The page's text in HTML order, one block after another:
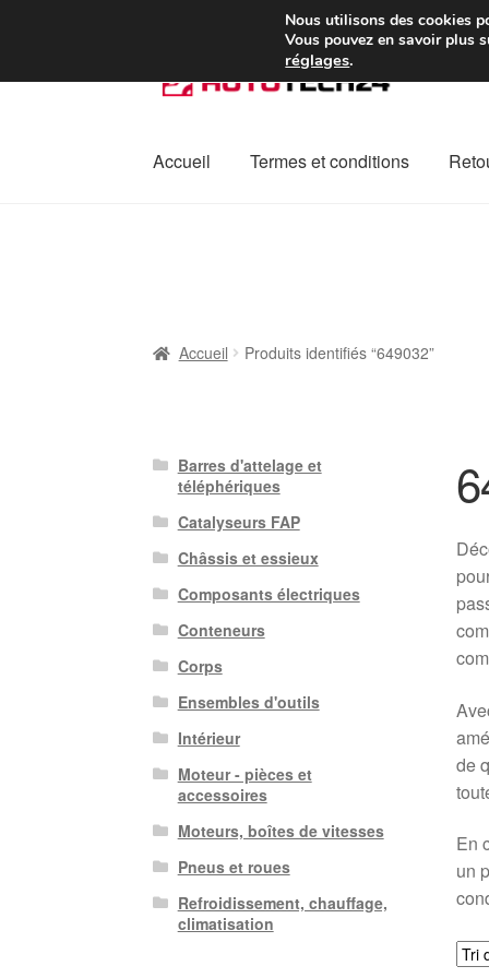
Colissimo livraison à
à
navigation
au
Accueil
Termes et conditions
Accueil Produits identifiés “649032”
de
En
un
Barres d'attelage et
téléphériques
Catalyseurs FAP
Châssis et essieux
Composants électriques
Conteneurs
Corps
Ensembles d'outils
Intérieur
Moteur - pièces et
accessoires
Moteurs, boîtes de vitesses
Pneus et roues
Refroidissement, chauffage,
climatisation
Nous utilisons des cookies
Vous pouvez en savoir plus
réglages.